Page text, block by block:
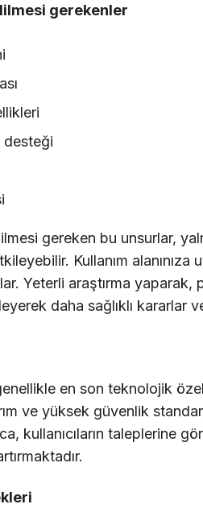
gerekenler
desteği
gereken bu unsurlar,
Kullanım
Yeterli araştırma yaparak,
daha sağlıklı kararlar
en son teknolojik
ve yüksek güvenlik
kullanıcıların taleplerine